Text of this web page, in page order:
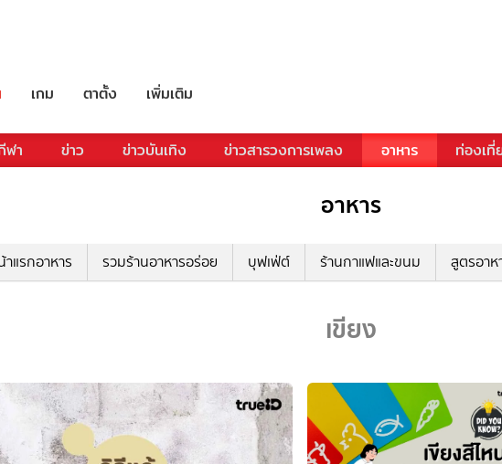
เกม ตาตั้ง เพิ่มเติม
ฬา ข่าว ข่าวบันเทิง ข่าวสารวงการเพลง อาหาร ท่องเที่
อาหาร
าแรกอาหาร รวมร้านอาหารอร่อย บุฟเฟ่ต์ ร้านกาแฟและขนม สูตรอาห
เขียง